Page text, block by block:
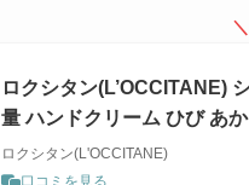
ロクシタン(L’OCCITANE)
量 ハンドクリーム ひび あ
ロクシタン(L'OCCITANE)